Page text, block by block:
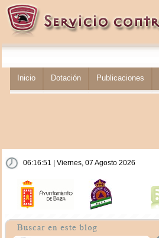
Inicio Dotación Publicaciones
06:16:51 | Viernes, 07 Agosto 2026